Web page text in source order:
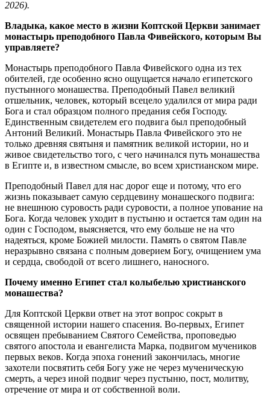
2026).
Владыка, какое место в жизни Коптской Церкви занимает
монастырь преподобного Павла Фивейского, которым Вы
управляете?
Монастырь преподобного Павла Фивейского одна из тех
обителей, где особенно ясно ощущается начало египетского
пустынного монашества. Преподобный Павел великий
отшельник, человек, который всецело удалился от мира ради
Бога и стал образцом полного предания себя Господу.
Единственным свидетелем его подвига был преподобный
Антоний Великий. Монастырь Павла Фивейского это не
только древняя святыня и памятник великой истории, но и
живое свидетельство того, с чего начинался путь монашества
в Египте и, в известном смысле, во всем христианском мире.
Преподобный Павел для нас дорог еще и потому, что его
жизнь показывает самую сердцевину монашеского подвига:
не внешнюю суровость ради суровости, а полное упование на
Бога. Когда человек уходит в пустыню и остается там один на
один с Господом, выясняется, что ему больше не на что
надеяться, кроме Божией милости. Память о святом Павле
неразрывно связана с полным доверием Богу, очищением ума
и сердца, свободой от всего лишнего, наносного.
Почему именно Египет стал колыбелью христианского
монашества?
Для Коптской Церкви ответ на этот вопрос сокрыт в
священной истории нашего спасения. Во-первых, Египет
освящен пребыванием Святого Семейства, проповедью
святого апостола и евангелиста Марка, подвигом мучеников
первых веков. Когда эпоха гонений закончилась, многие
захотели посвятить себя Богу уже не через мученическую
смерть, а через иной подвиг через пустыню, пост, молитву,
отречение от мира и от собственной воли.